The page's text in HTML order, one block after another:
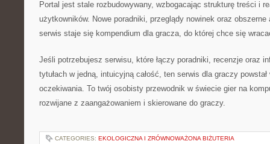
Portal jest stale rozbudowywany, wzbogacając strukturę treści i
użytkowników. Nowe poradniki, przeglądy nowinek oraz obszerne
serwis staje się kompendium dla gracza, do której chce się
Jeśli potrzebujesz serwisu, które łączy poradniki, recenzje oraz
tytułach w jedną, intuicyjną całość, ten serwis dla graczy powstał
oczekiwania. To twój osobisty przewodnik w świecie gier na
rozwijane z zaangażowaniem i skierowane do graczy.
CATEGORIES: EKOLOGICZNA I ZRÓWNOWAŻONA BIŻUTERIA